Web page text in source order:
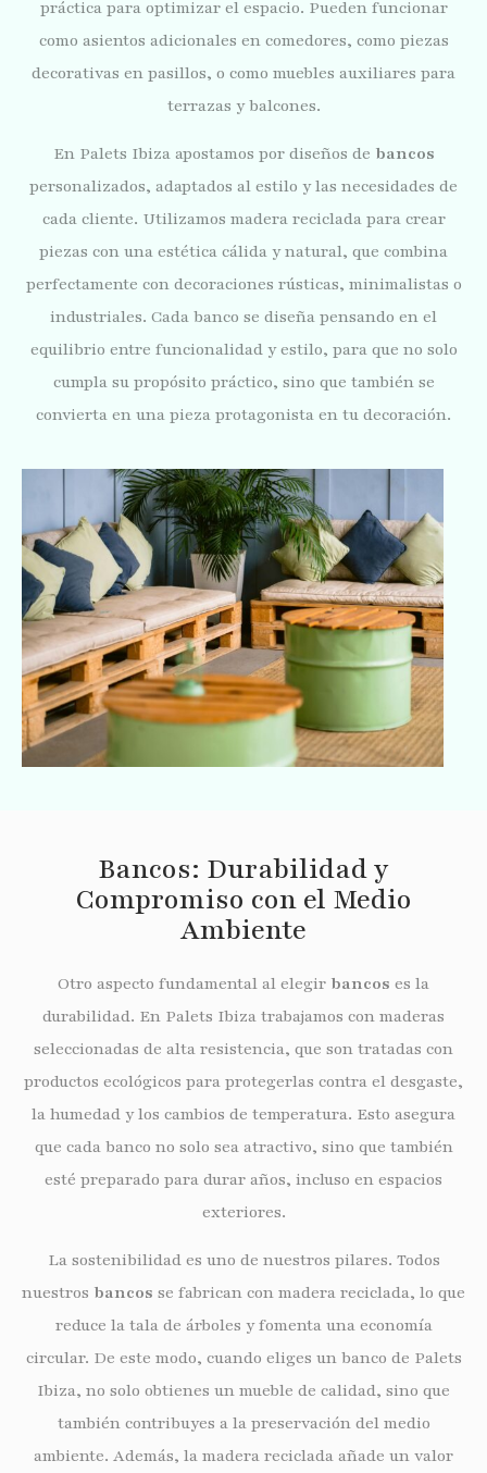
práctica para optimizar el espacio. Pueden funcionar
como asientos adicionales en comedores, como piezas
decorativas en pasillos, o como muebles auxiliares para
terrazas y balcones.
En Palets Ibiza apostamos por diseños de bancos
personalizados, adaptados al estilo y las necesidades de
cada cliente. Utilizamos madera reciclada para crear
piezas con una estética cálida y natural, que combina
perfectamente con decoraciones rústicas, minimalistas o
industriales. Cada banco se diseña pensando en el
equilibrio entre funcionalidad y estilo, para que no solo
cumpla su propósito práctico, sino que también se
convierta en una pieza protagonista en tu decoración.
Bancos: Durabilidad y
Compromiso con el Medio
Ambiente
Otro aspecto fundamental al elegir bancos es la
durabilidad. En Palets Ibiza trabajamos con maderas
seleccionadas de alta resistencia, que son tratadas con
productos ecológicos para protegerlas contra el desgaste,
la humedad y los cambios de temperatura. Esto asegura
que cada banco no solo sea atractivo, sino que también
esté preparado para durar años, incluso en espacios
exteriores.
La sostenibilidad es uno de nuestros pilares. Todos
nuestros bancos se fabrican con madera reciclada, lo que
reduce la tala de árboles y fomenta una economía
circular. De este modo, cuando eliges un banco de Palets
Ibiza, no solo obtienes un mueble de calidad, sino que
también contribuyes a la preservación del medio
ambiente. Además, la madera reciclada añade un valor